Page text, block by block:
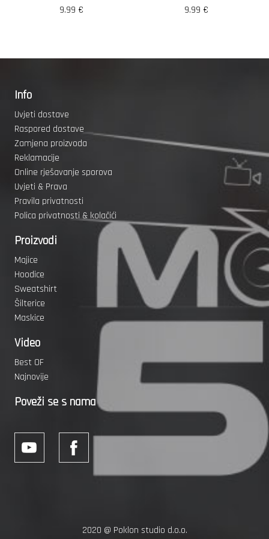
9.99 €
9.99 €
Info
Uvjeti dostave
Raspored dostave
Zamjena proizvoda
Reklamacije
Online rješavanje sporova
Uvjeti & Prava
Pravila privatnosti
Polica privatnosti & kolačići
Proizvodi
Majice
Hoodice
Sweatshirt
Šilterice
Maskice
Video
Best OF
Najnovije
Poveži se s nama
2020 @ Poklon studio d.o.o.